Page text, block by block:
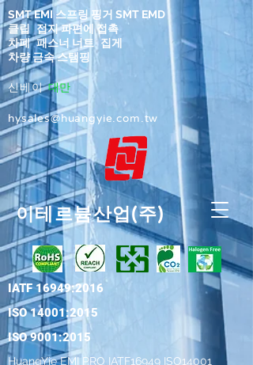
이테르븀산업(주)
SMT EMI 스프링 핑거 SMT EMD
클립
접지 파편에 접촉
차폐 패스너 너트
집게
차량 금속 스탬핑
IATF 16949:2016
ISO 14001:2015
ISO 9001:2015
신베이 대만
HuangYie EMI PRO IATF16949 ISO14001
hysales@huangyie.com.tw